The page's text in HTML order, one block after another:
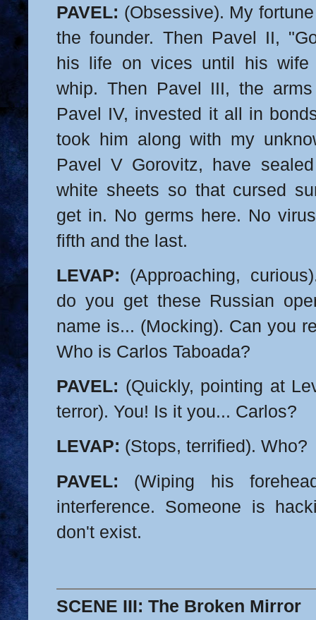
PAVEL: (Obsessive). My
the founder. Then Pavel II,
his life on vices until his wife
whip. Then Pavel III, the
Pavel IV, invested it all in
took him along with my
Pavel V Gorovitz, have
white sheets so that cursed
get in. No germs here. No
fifth and the last.
LEVAP: (Approaching,
do you get these Russian
name is... (Mocking). Can you
Who is Carlos Taboada?
PAVEL: (Quickly, pointing at
terror). You! Is it you... Carlos?
LEVAP: (Stops, terrified). Who?
PAVEL: (Wiping his
interference. Someone is
don't exist.
SCENE III: The Broken Mirror